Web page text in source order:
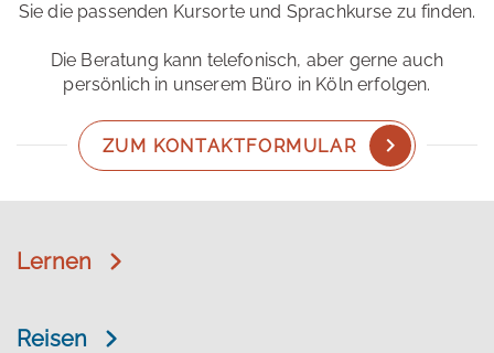
Sie die passenden Kursorte und Sprachkurse zu finden.
Die Beratung kann telefonisch, aber gerne auch
persönlich in unserem Büro in Köln erfolgen.
ZUM KONTAKTFORMULAR
Lernen
Reisen